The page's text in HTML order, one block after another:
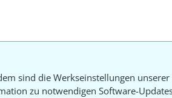
sind die Werkseinstellungen
zu notwendigen Software-